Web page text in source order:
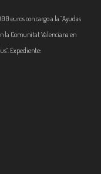
euros con cargo a la “Ayudas
la Comunitat Valenciana en
Expediente: